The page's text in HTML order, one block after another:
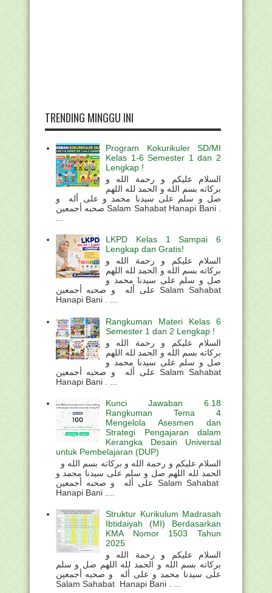
TRENDING MINGGU INI
Program Kokurikuler SD/MI
Kelas 1-6 Semester 1 dan 2
Lengkap !
السلام عليكم و رحمة الله و
بركاته بسم الله و الحمد لله اللهم
صل و سلم على سيدنا محمد و على أله و
صحبه أجمعين Salam Sahabat Hanapi Bani .
LKPD Kelas 1 Sampai 6
Lengkap dan Gratis!
السلام عليكم و رحمة الله و
بركاته بسم الله و الحمد لله اللهم
صل و سلم على سيدنا محمد و
على أله و صحبه أجمعين Salam Sahabat
Hanapi Bani . ...
Rangkuman Materi Kelas 6
Semester 1 dan 2 Lengkap !
السلام عليكم و رحمة الله و
بركاته بسم الله و الحمد لله اللهم
صل و سلم على سيدنا محمد و
على أله و صحبه أجمعين Salam Sahabat
Hanapi Bani . ...
Kunci Jawaban 6.18
Rangkuman Tema 4
Mengelola Asesmen dan
Strategi Pengajaran dalam
Kerangka Desain Universal
untuk Pembelajaran (DUP)
الحمد لله اللهم صل و سلم على سيدنا محمد و
على أله و صحبه أجمعين Salam Sahabat
Hanapi Bani ....
Struktur Kurikulum Madrasah
Ibtidaiyah (MI) Berdasarkan
KMA Nomor 1503 Tahun
2025
السلام عليكم و رحمة الله و
بركاته بسم الله و الحمد لله اللهم صل و سلم
على سيدنا محمد و على أله و صحبه أجمعين
Salam Sahabat Hanapi Bani . ...